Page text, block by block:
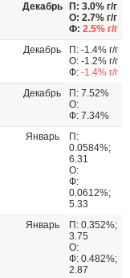
Декабрь
П: 3.0% г/г
О: 2.7% г/г
Ф: 2.5% г/г
Декабрь
П: -1.4% г/г
О: -1.2% г/г
Ф: -1.4% г/г
Декабрь
П: 7.52%
О:
Ф: 7.34%
Январь
П:
0.0584%;
6.31
О:
Ф:
0.0612%;
5.33
Январь
П: 0.352%;
3.75
О:
Ф: 0.482%;
2.87